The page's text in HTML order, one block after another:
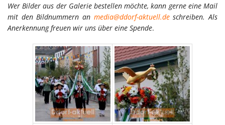
Wer Bilder aus der Galerie bestellen möchte, kann gerne eine Mail
mit den Bildnummern an media@ddorf-aktuell.deschreiben. Als
Anerkennung freuen wir uns über eine Spende.